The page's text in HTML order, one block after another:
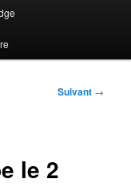
Suivant →
le 2